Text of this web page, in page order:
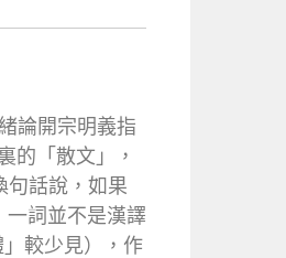
論開宗明義指
的「散文」，
話說，如果
詞並不是漢譯
較少見），作